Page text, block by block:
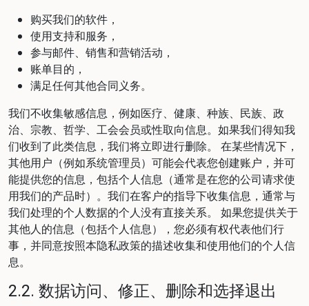
购买我们的软件，
使用支持和服务，
参与邮件、销售和营销活动，
账单目的，
满足任何其他合同义务。
我们不收集敏感信息，例如医疗、健康、种族、民族、政
治、宗教、哲学、工会会员或性取向信息。如果我们得知我
们收到了此类信息，我们将立即进行删除。 在某些情况下，
其他用户（例如系统管理员）可能会代表您创建账户，并可
能提供您的信息，包括个人信息（通常是在您的公司请求使
用我们的产品时）。我们在客户的指导下收集信息，通常与
我们处理的个人数据的个人没有直接关系。 如果您提供关于
其他人的信息（包括个人信息），您必须有权代表他们行
事，并同意按照本隐私政策的描述收集和使用他们的个人信
息。
2.2. 数据访问、修正、删除和选择退出